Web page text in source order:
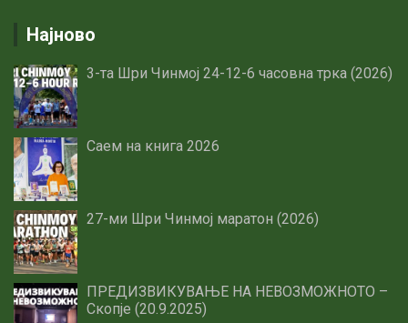
Најново
3-та Шри Чинмој 24-12-6 часовна трка (2026)
Саем на книга 2026
27-ми Шри Чинмој маратон (2026)
ПРЕДИЗВИКУВАЊЕ НА НЕВОЗМОЖНОТО –
Скопје (20.9.2025)